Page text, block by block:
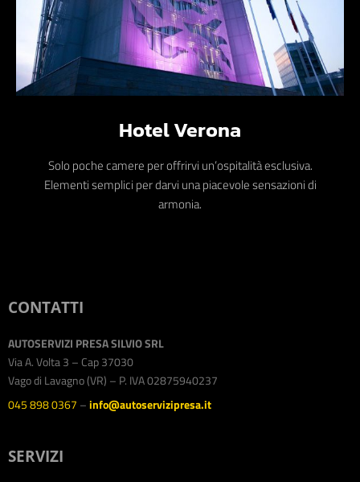
Hotel Verona
Solo poche camere per offrirvi un’ospitalità esclusiva.
Elementi semplici per darvi una piacevole sensazioni di
armonia.
CONTATTI
AUTOSERVIZI PRESA SILVIO SRL
Via A. Volta 3 – Cap 37030
Vago di Lavagno (VR) – P. IVA 02875940237
045 898 0367 –info@autoservizipresa.it
SERVIZI